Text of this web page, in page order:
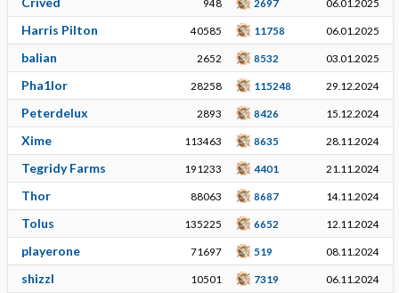
948 2697 06.01.2025
Harris Pilton 40585 11758 06.01.2025
balian 2652 8532 03.01.2025
Pha1lor 28258 115248 29.12.2024
Peterdelux 2893 8426 15.12.2024
Xime 113463 8635 28.11.2024
Tegridy Farms 191233 4401 21.11.2024
Thor 88063 8687 14.11.2024
Tolus 135225 6652 12.11.2024
playerone 71697 519 08.11.2024
shizzl 10501 7319 06.11.2024